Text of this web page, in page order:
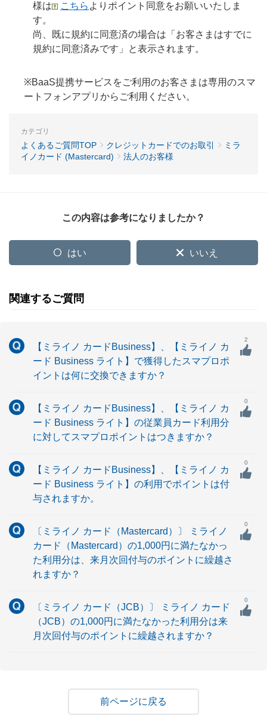
様は
こちら よりポイント同意をお願いいたしま
す。
尚、既に規約に同意済の場合は「お客さまはすでに
規約に同意済みです」と表示されます。
※BaaS提携サービスをご利用のお客さまは専用のスマ
ートフォンアプリからご利用ください。
カテゴリ
よくあるご質問TOP クレジットカードでのお取引
ミラ
イノカード (Mastercard)
法人のお客様
この内容は参考になりましたか？
はい いいえ
関連するご質問
【ミライノ カードBusiness】、【ミライノ カ
ード Business ライト】で獲得したスマプロポ
イントは何に交換できますか？
2
【ミライノ カードBusiness】、【ミライノ カ
ード Business ライト】の従業員カード利用分
に対してスマプロポイントはつきますか？
0
【ミライノ カードBusiness】、【ミライノ カ
ード Business ライト】の利用でポイントは付
与されますか。
0
〔ミライノ カード（Mastercard）〕 ミライノ
カード（Mastercard）の1,000円に満たなかっ
た利用分は、来月次回付与のポイントに繰越さ
れますか？
0
〔ミライノ カード（JCB）〕 ミライノ カード
（JCB）の1,000円に満たなかった利用分は来
月次回付与のポイントに繰越されますか？
0
戻る